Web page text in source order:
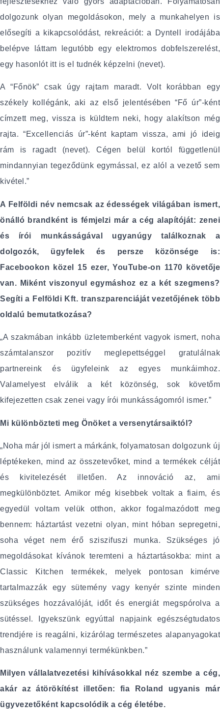
dolgozunk olyan megoldásokon, mely a munkahelyen is
elősegíti a kikapcsolódást, rekreációt: a Dyntell irodájába
belépve láttam legutóbb egy elektromos dobfelszerelést,
egy hasonlót itt is el tudnék képzelni (nevet).
A “Főnök” csak úgy rajtam maradt. Volt korábban egy
székely kollégánk, aki az első jelentésében “Fő úr”-ként
címzett meg, vissza is küldtem neki, hogy alakítson még
rajta. “Excellenciás úr”-ként kaptam vissza, ami jó ideig
rám is ragadt (nevet). Cégen belül kortól függetlenül
mindannyian tegeződünk egymással, ez alól a vezető sem
kivétel.”
A Felföldi név nemcsak az édességek világában ismert,
önálló brandként is fémjelzi már a cég alapítóját: zenei
és írói munkásságával ugyanúgy találkoznak a
dolgozók, ügyfelek és persze közönsége is:
Facebookon közel 15 ezer, YouTube-on 1170 követője
van. Miként viszonyul egymáshoz ez a két szegmens?
Segíti a Felföldi Kft. transzparenciáját vezetőjének több
oldalú bemutatkozása?
„A szakmában inkább üzletemberként vagyok ismert, noha
számtalanszor pozitív meglepettséggel gratulálnak
partnereink és ügyfeleink az egyes munkáimhoz.
Valamelyest elválik a két közönség, sok követőm
kifejezetten csak zenei vagy írói munkásságomról ismer.”
Mi különbözteti meg Önöket a versenytársaiktól?
„Noha már jól ismert a márkánk, folyamatosan dolgozunk új
léptékeken, mind az összetevőket, mind a termékek célját
és kivitelezését illetően. Az innováció az, ami
megkülönböztet. Amikor még kisebbek voltak a fiaim, és
egyedül voltam velük otthon, akkor fogalmazódott meg
bennem: háztartást vezetni olyan, mint hóban sepregetni,
soha véget nem érő sziszifuszi munka. Szükséges jó
megoldásokat kívánok teremteni a háztartásokba: mint a
Classic Kitchen termékek, melyek pontosan kimérve
tartalmazzák egy sütemény vagy kenyér szinte minden
szükséges hozzávalóját, időt és energiát megspórolva a
sütéssel. Igyekszünk egyúttal napjaink egészségtudatos
trendjére is reagálni, kizárólag természetes alapanyagokat
használunk valamennyi termékünkben.”
Milyen vállalatvezetési kihívásokkal néz szembe a cég,
akár az átörökítést illetően: fia Roland ugyanis már
ügyvezetőként kapcsolódik a cég életébe.